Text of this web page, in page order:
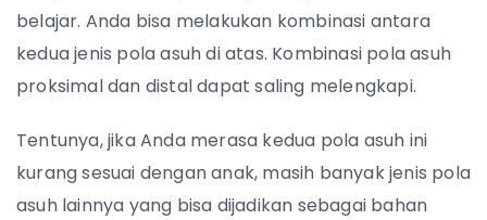
belajar. Anda bisa melakukan kombinasi antara
kedua jenis pola asuh di atas. Kombinasi pola asuh
proksimal dan distal dapat saling melengkapi.
Tentunya, jika Anda merasa kedua pola asuh ini
kurang sesuai dengan anak, masih banyak jenis pola
asuh lainnya yang bisa dijadikan sebagai bahan